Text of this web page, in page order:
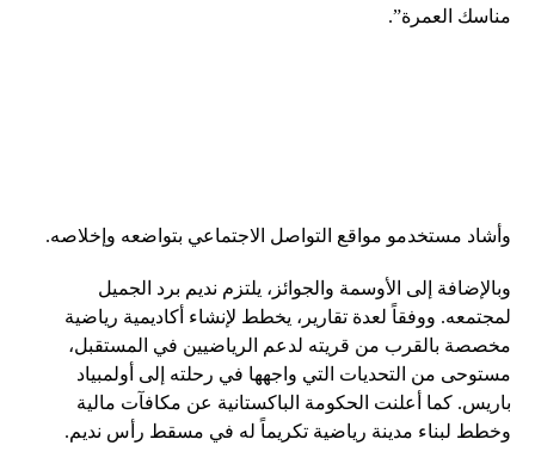
مناسك العمرة”.
وأشاد مستخدمو مواقع التواصل الاجتماعي بتواضعه وإخلاصه.
وبالإضافة إلى الأوسمة والجوائز، يلتزم نديم برد الجميل
لمجتمعه. ووفقاً لعدة تقارير، يخطط لإنشاء أكاديمية رياضية
مخصصة بالقرب من قريته لدعم الرياضيين في المستقبل،
مستوحى من التحديات التي واجهها في رحلته إلى أولمبياد
باريس. كما أعلنت الحكومة الباكستانية عن مكافآت مالية
وخطط لبناء مدينة رياضية تكريماً له في مسقط رأس نديم.